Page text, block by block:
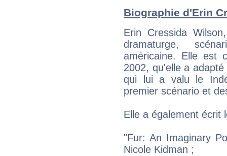
Biographie d'Erin
Erin Cressida
dramaturge,
américaine. Elle est
2002, qu'elle a
qui lui a valu le
premier scénario et
Elle a également écrit
"Fur: An Imaginary
Nicole Kidman ;